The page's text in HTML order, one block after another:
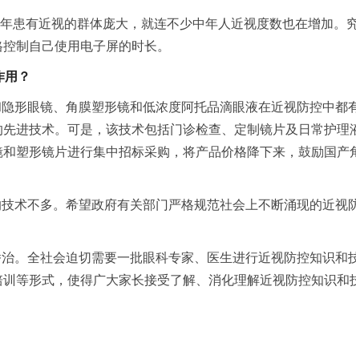
患有近视的群体庞大，就连不少中年人近视度数也在增加
制自己使用电子屏的时长。
用？
形眼镜、角膜塑形镜和低浓度阿托品滴眼液在近视防控中
进技术。可是，该技术包括门诊检查、定制镜片及日常护
塑形镜片进行集中招标采购，将产品价格降下来，鼓励国
术不多。希望政府有关部门严格规范社会上不断涌现的近
。全社会迫切需要一批眼科专家、医生进行近视防控知识
等形式，使得广大家长接受了解、消化理解近视防控知识